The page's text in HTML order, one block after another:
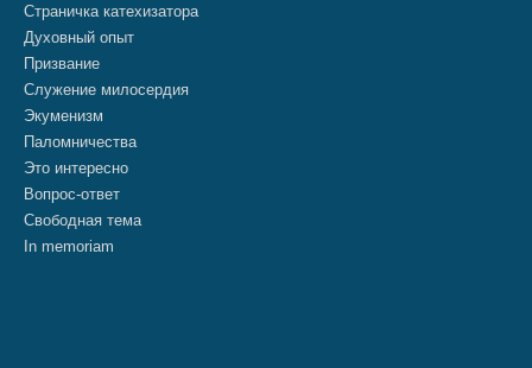
Страничка катехизатора
Духовный опыт
Призвание
Служение милосердия
Экуменизм
Паломничества
Это интересно
Вопрос-ответ
Свободная тема
In memoriam